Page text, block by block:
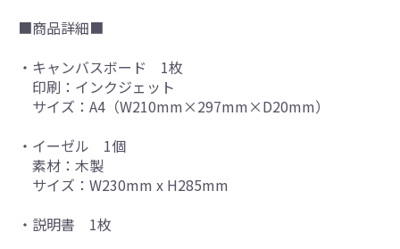
■商品詳細■
・キャンバスボード 1枚
印刷：インクジェット
サイズ：A4（W210mm×297mm×D20mm）
・イーゼル 1個
素材：木製
サイズ：W230mm x H285mm
・説明書 1枚